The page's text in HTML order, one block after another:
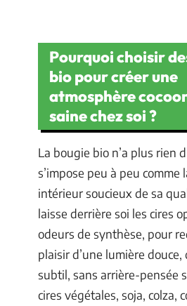
Pourquoi choisir
bio pour créer une
atmosphère
saine chez soi ?
La bougie bio n’a plus rien
s’impose peu à peu comme
intérieur soucieux de sa
laisse derrière soi les cires
odeurs de synthèse, pour
plaisir d’une lumière douce,
subtil, sans arrière-pensée
cires végétales, soja, colza,